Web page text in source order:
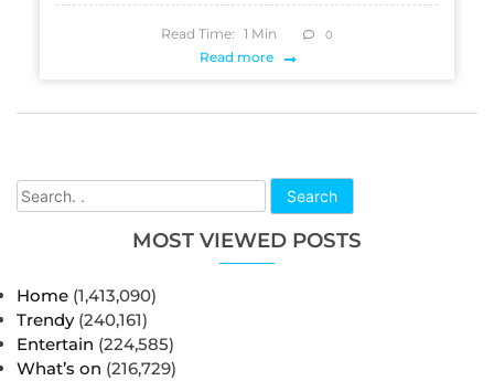
Search
MOST VIEWED POSTS
Home (1,413,090)
Trendy (240,161)
Entertain (224,585)
What’s on (216,729)
Read Time: 1 Min 0
Read more